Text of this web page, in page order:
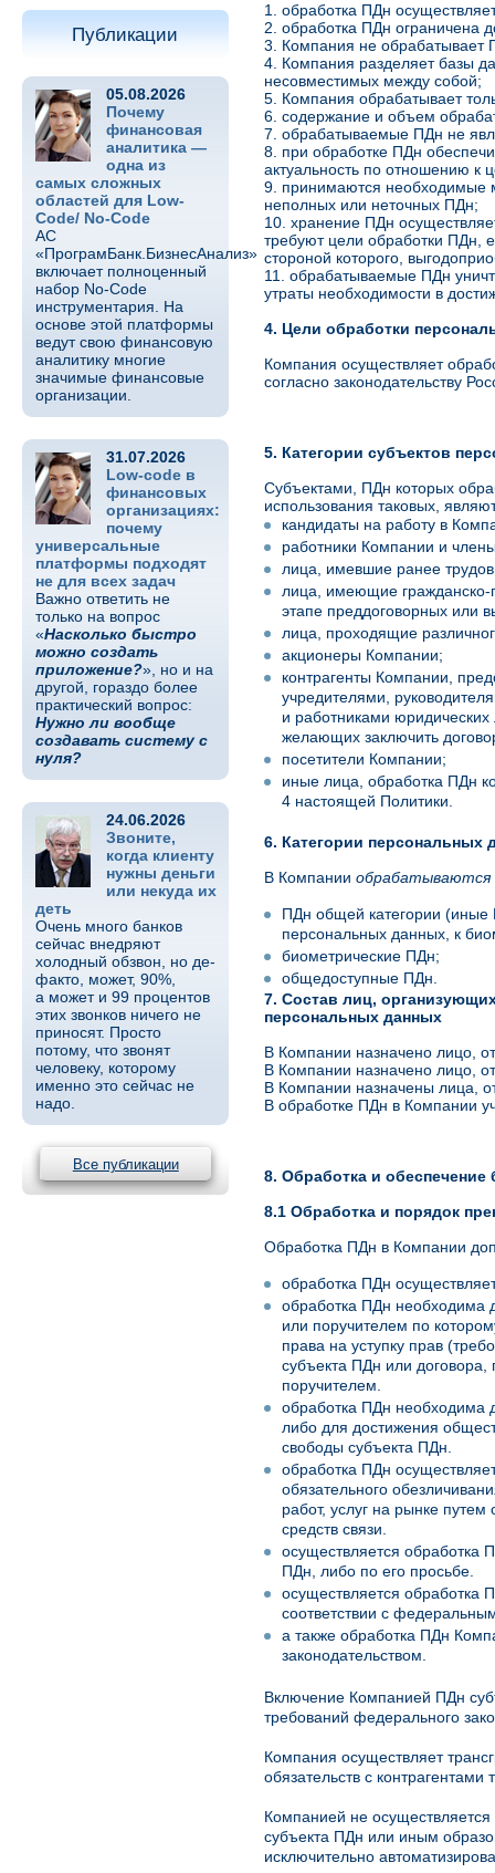
Публикации
05.08.2026
Почему
финансовая
аналитика —
одна из
самых сложных
областей для Low-
Code/ No-Code
АС
«ПрограмБанк.БизнесАнализ»
включает полноценный
набор No-Code
инструментария. На
основе этой платформы
ведут свою финансовую
аналитику многие
значимые финансовые
организации.
31.07.2026
Low-code в
финансовых
организациях:
почему
универсальные
платформы подходят
не для всех задач
Важно ответить не
только на вопрос
«Насколько быстро
можно создать
приложение?», но и на
другой, гораздо более
практический вопрос:
Нужно ли вообще
создавать систему с
нуля?
24.06.2026
Звоните,
когда клиенту
нужны деньги
или некуда их
деть
Очень много банков
сейчас внедряют
холодный обзвон, но де-
факто, может, 90%,
а может и 99 процентов
этих звонков ничего не
приносят. Просто
потому, что звонят
человеку, которому
именно это сейчас не
надо.
Все публикации
1. обработка ПДн
2. обработка ПДн ограничена
3. Компания не обрабатывает
4. Компания разделяет базы
несовместимых между собой;
5. Компания обрабатывает
6. содержание и объем
7. обрабатываемые ПДн не
8. при обработке ПДн
актуальность по отношению к
9. принимаются необходимые
неполных или неточных ПДн;
10. хранение ПДн
требуют цели обработки ПДн,
стороной которого,
11. обрабатываемые ПДн
утраты необходимости в
4. Цели обработки
Компания осуществляет
согласно законодательству
5. Категории субъектов
Субъектами, ПДн которых
использования таковых,
кандидаты на работу в
работники Компании и
лица, имевшие ранее
лица, имеющие гражданско-
этапе преддоговорных или
лица, проходящие
акционеры Компании;
контрагенты Компании,
учредителями,
и работниками
желающих заключить
посетители Компании;
иные лица, обработка ПДн
4 настоящей Политики.
6. Категории персональных
В Компании обрабатываются
ПДн общей категории (иные
персональных данных, к
биометрические ПДн;
общедоступные ПДн.
7. Состав лиц,
персональных данных
В Компании назначено лицо,
В Компании назначено лицо,
В Компании назначены лица,
В обработке ПДн в Компании
8. Обработка и
8.1 Обработка и порядок
Обработка ПДн в Компании
обработка ПДн
обработка ПДн необходима
или поручителем по
права на уступку прав
субъекта ПДн или договора,
поручителем.
обработка ПДн необходима
либо для достижения
свободы субъекта ПДн.
обработка ПДн
обязательного
работ, услуг на рынке
средств связи.
осуществляется обработка
ПДн, либо по его просьбе.
осуществляется обработка
соответствии с
а также обработка ПДн
законодательством.
Включение Компанией ПДн
требований федерального
Компания осуществляет
обязательств с
Компанией не
субъекта ПДн или иным
исключительно